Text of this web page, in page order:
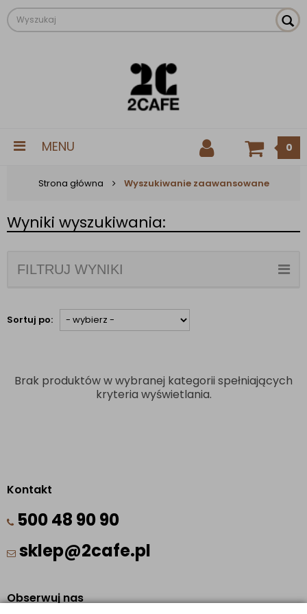
MENU 0
Strona główna Wyszukiwanie zaawansowane
Wyniki wyszukiwania:
FILTRUJ WYNIKI
Sortuj po:
Brak produktów w wybranej kategorii spełniających
kryteria wyświetlania.
Kontakt
500 48 90 90
sklep@2cafe.pl
Obserwuj nas